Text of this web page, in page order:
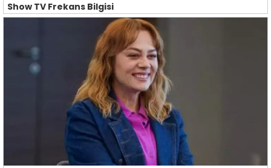
Show TV Frekans Bilgisi